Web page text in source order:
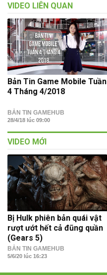
VIDEO LIÊN QUAN
Bản Tin Game Mobile Tuần
4 Tháng 4/2018
BẢN TIN GAMEHUB
28/4/18 lúc 09:00
VIDEO MỚI
Bị Hulk phiên bản quái vật
rượt ướt hết cả đũng quần
(Gears 5)
BẢN TIN GAMEHUB
5/6/20 lúc 16:23